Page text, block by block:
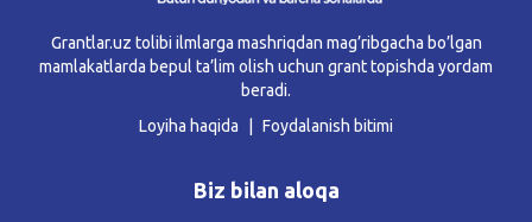
Grantlar.uz tolibi ilmlarga mashriqdan mag’ribgacha bo’lgan
mamlakatlarda bepul ta’lim olish uchun grant topishda yordam
beradi.
Loyiha haqida
Foydalanish bitimi
Biz bilan aloqa